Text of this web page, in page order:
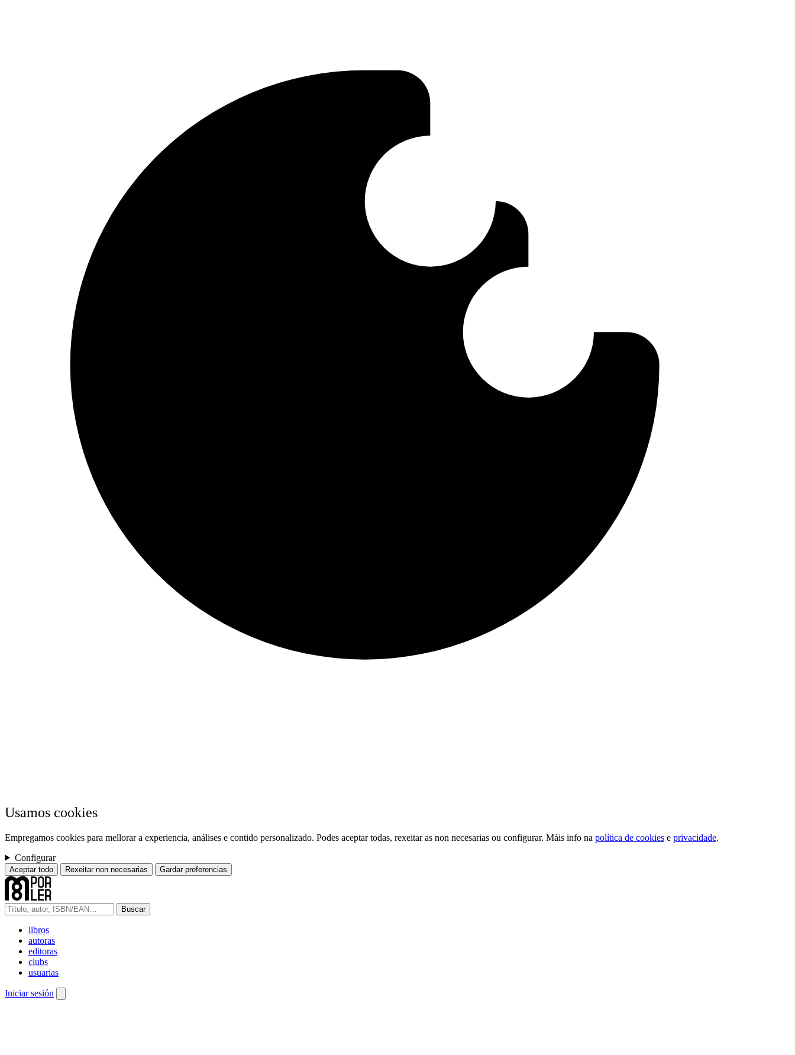
Usamos cookies
Empregamos cookies para mellorar a experiencia, análises e contido personalizado. Podes aceptar todas, rexeitar as non necesarias ou configurar. Máis info na política de cookies e privacidade.
Configurar
Aceptar todo Rexeitar non necesarias Gardar preferencias
Buscar
libros
autoras
editoras
clubs
usuarias
Iniciar sesión